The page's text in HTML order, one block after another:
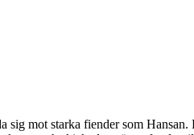
mot starka fiender som